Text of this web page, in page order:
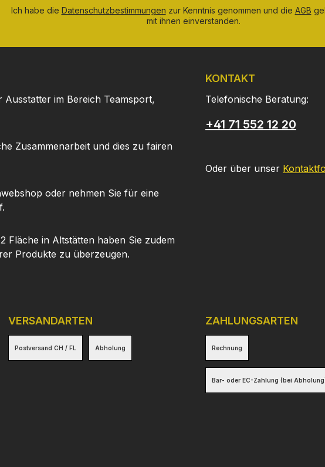
Ich habe die Datenschutzbestimmungen zur Kenntnis genommen und die AGB
mit ihnen einverstanden.
im Bereich Teamsport,
Zusammenarbeit und dies zu fairen
oder nehmen Sie für eine
Fläche in Altstätten haben Sie zudem
Produkte zu überzeugen.
KONTAKT
Telefonische Beratung:
+41 71 552 12 20
Oder über unser
VERSANDARTEN
Postversand CH / FL Abholung
ZAHLUNGSARTEN
Rechnung
Bar- oder EC-Zahlung (bei